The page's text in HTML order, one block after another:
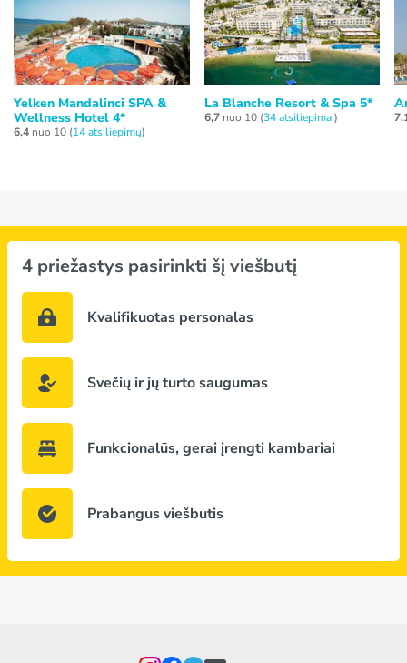
Yelken Mandalinci SPA &
Wellness Hotel 4*
6,4 nuo 10 (14 atsiliepimų)
La Blanche Resort & Spa 5*
6,7nuo 10 (34 atsiliepimai)
4 priežastys pasirinkti šį viešbutį
Kvalifikuotas personalas
Svečių ir jų turto saugumas
Funkcionalūs, gerai įrengti kambariai
Prabangus viešbutis